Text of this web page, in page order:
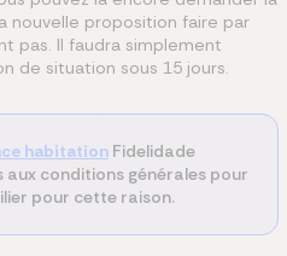
nouvelle proposition faire par
pas. Il faudra simplement
de situation sous 15 jours.
habitation Fidelidade
conditions générales pour
pour cette raison.